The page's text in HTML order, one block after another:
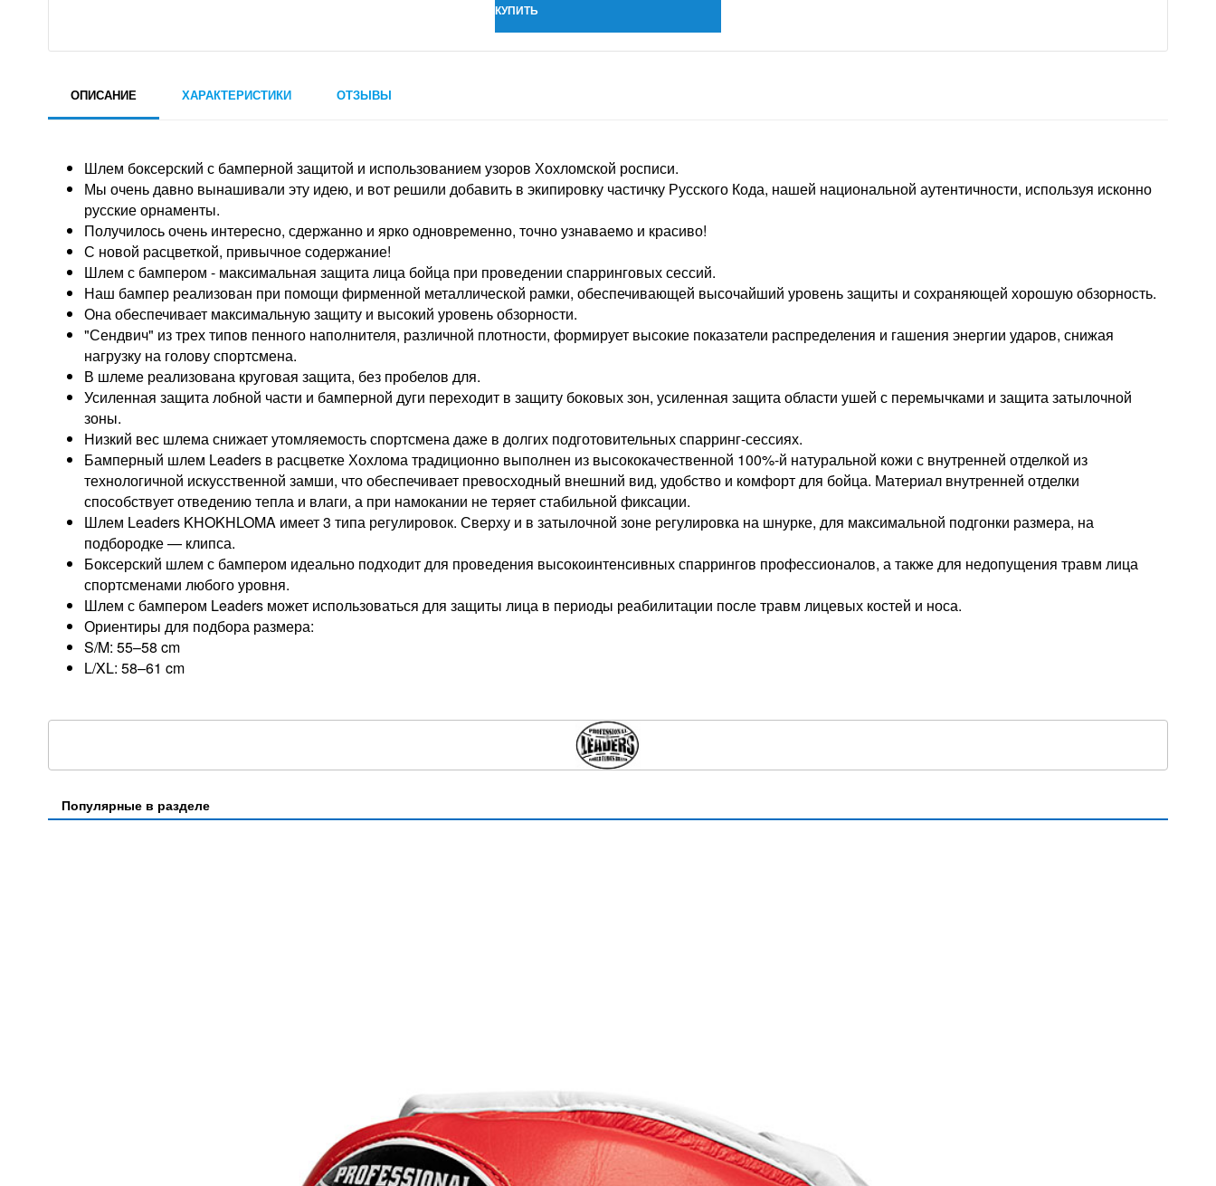
КУПИТЬ
ОПИСАНИЕ ХАРАКТЕРИСТИКИ ОТЗЫВЫ
Шлем боксерский с бамперной защитой и использованием узоров Хохломской росписи.
Мы очень давно вынашивали эту идею, и вот решили добавить в экипировку частичку Русского Кода, нашей национальной аутентичности, используя исконно
русские орнаменты.
Получилось очень интересно, сдержанно и ярко одновременно, точно узнаваемо и красиво!
С новой расцветкой, привычное содержание!
Шлем с бампером - максимальная защита лица бойца при проведении спарринговых сессий.
Наш бампер реализован при помощи фирменной металлической рамки, обеспечивающей высочайший уровень защиты и сохраняющей хорошую обзорность.
Она обеспечивает максимальную защиту и высокий уровень обзорности.
"Сендвич" из трех типов пенного наполнителя, различной плотности, формирует высокие показатели распределения и гашения энергии ударов, снижая
нагрузку на голову спортсмена.
В шлеме реализована круговая защита, без пробелов для.
Усиленная защита лобной части и бамперной дуги переходит в защиту боковых зон, усиленная защита области ушей с перемычками и защита затылочной
зоны.
Низкий вес шлема снижает утомляемость спортсмена даже в долгих подготовительных спарринг-сессиях.
Бамперный шлем Leaders в расцветке Хохлома традиционно выполнен из высококачественной 100%-й натуральной кожи с внутренней отделкой из
технологичной искусственной замши, что обеспечивает превосходный внешний вид, удобство и комфорт для бойца. Материал внутренней отделки
способствует отведению тепла и влаги, а при намокании не теряет стабильной фиксации.
Шлем Leaders KHOKHLOMA имеет 3 типа регулировок. Сверху и в затылочной зоне регулировка на шнурке, для максимальной подгонки размера, на
подбородке — клипса.
Боксерский шлем с бампером идеально подходит для проведения высокоинтенсивных спаррингов профессионалов, а также для недопущения травм лица
спортсменами любого уровня.
Шлем с бампером Leaders может использоваться для защиты лица в периоды реабилитации после травм лицевых костей и носа.
Ориентиры для подбора размера:
S/M: 55–58 cm
L/XL: 58–61 cm
Популярные в разделе